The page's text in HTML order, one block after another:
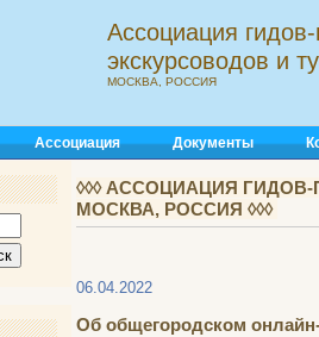
Ассоциация
экскурсоводов и
МОСКВА, РОССИЯ
Ассоциация Документы
◊◊◊ АССОЦИАЦИЯ
МОСКВА, РОССИЯ ◊◊◊
06.04.2022
Об общегородском